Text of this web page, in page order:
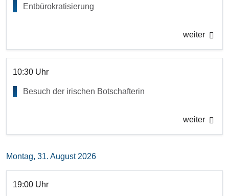
Entbürokratisierung
weiter
10:30 Uhr
Besuch der irischen Botschafterin
weiter
Montag, 31. August 2026
19:00 Uhr